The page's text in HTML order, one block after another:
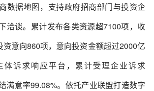
数据地图，支持政府招商部门与投资企
洽谈。累计发布各类资源超7100项，收
意向860项，意向投资金额超过2000亿
体诉求响应平台，累计受理企业诉求
满意率99.08%。依托产业联盟打造数字